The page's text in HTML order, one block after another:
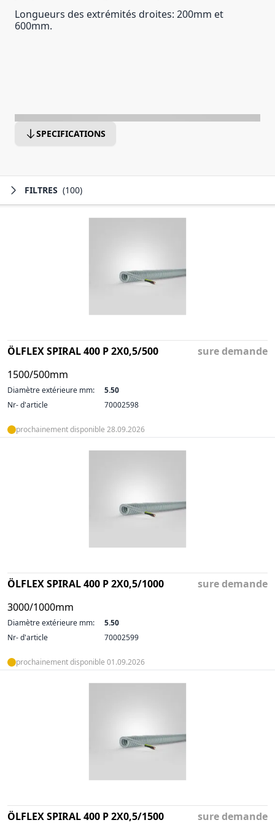
Longueurs des extrémités droites: 200mm et
600mm.
SPECIFICATIONS
FILTRES (100)
ÖLFLEX SPIRAL 400 P 2X0,5/500
1500/500mm
sure demande
Diamètre extérieure mm:
5.50
Nr- d'article
70002598
prochainement disponible 28.09.2026
ÖLFLEX SPIRAL 400 P 2X0,5/1000
3000/1000mm
sure demande
Diamètre extérieure mm:
5.50
Nr- d'article
70002599
prochainement disponible 01.09.2026
ÖLFLEX SPIRAL 400 P 2X0,5/1500 sure demande